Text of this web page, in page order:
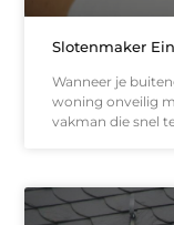
Slotenmaker
Wanneer je
woning onveilig
vakman die snel